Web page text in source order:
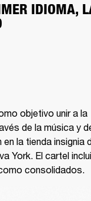
IDIOMA,
objetivo unir a la
de la música y
la tienda insignia
York. El cartel
consolidados.